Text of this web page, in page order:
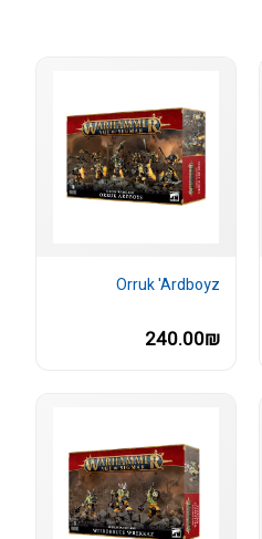
Orruk 'Ardboyz
240.00₪